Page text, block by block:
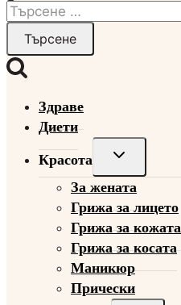
Търсене
Здраве
Диети
Красота
Toggle
menu
За жената
Грижа за лицето
Грижа за кожата
Грижа за косата
Маникюр
Прически